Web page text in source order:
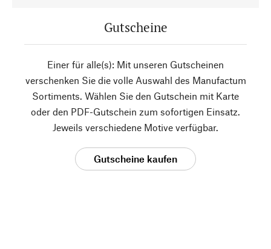
Gutscheine
Einer für alle(s): Mit unseren Gutscheinen
verschenken Sie die volle Auswahl des Manufactum
Sortiments. Wählen Sie den Gutschein mit Karte
oder den PDF-Gutschein zum sofortigen Einsatz.
Jeweils verschiedene Motive verfügbar.
Gutscheine kaufen